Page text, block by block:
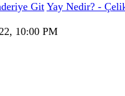
Yay Nedir? -
10:00 PM